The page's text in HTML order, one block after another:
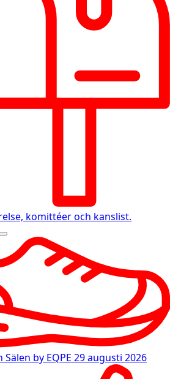
komittéer och kanslist.
by EQPE 29 augusti 2026